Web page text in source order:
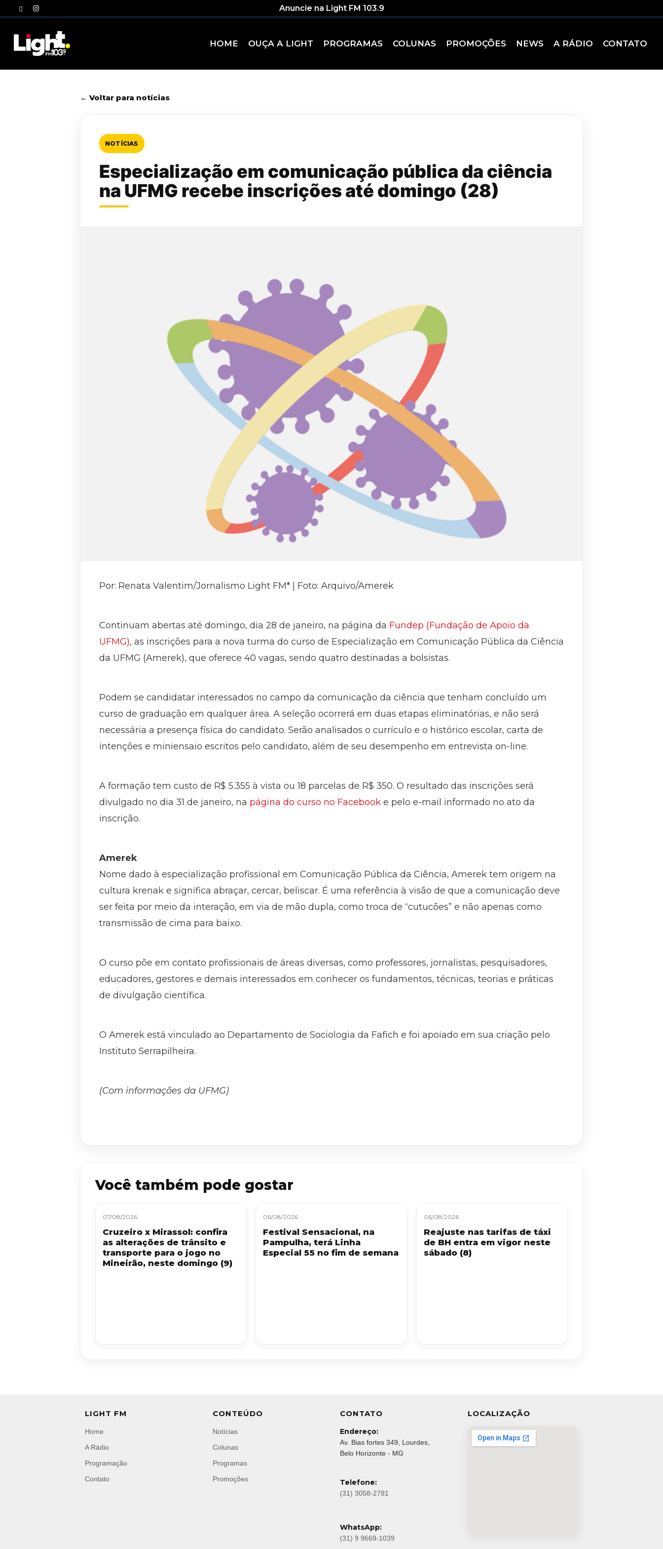
to
twitterinstagram Anuncie na Light FM 103.9
HOME OUÇA A LIGHT PROGRAMAS COLUNAS PROMOÇÕES NEWS A RÁDIO CONTATO
← Voltar para notícias
NOTÍCIAS
Especialização em comunicação pública da ciência
na UFMG recebe inscrições até domingo (28)
Por: Renata Valentim/Jornalismo Light FM* | Foto: Arquivo/Amerek
Continuam abertas até domingo, dia 28 de janeiro, na página da Fundep (Fundação de Apoio da
UFMG), as inscrições para a nova turma do curso de Especialização em Comunicação Pública da Ciência
da UFMG (Amerek), que oferece 40 vagas, sendo quatro destinadas a bolsistas.
Podem se candidatar interessados no campo da comunicação da ciência que tenham concluído um
curso de graduação em qualquer área. A seleção ocorrerá em duas etapas eliminatórias, e não será
necessária a presença física do candidato. Serão analisados o currículo e o histórico escolar, carta de
intenções e miniensaio escritos pelo candidato, além de seu desempenho em entrevista on-line.
A formação tem custo de R$ 5.355 à vista ou 18 parcelas de R$ 350. O resultado das inscrições será
divulgado no dia 31 de janeiro, na página do curso no Facebook e pelo e-mail informado no ato da
inscrição.
Amerek
Nome dado à especialização profissional em Comunicação Pública da Ciência, Amerek tem origem na
cultura krenak e significa abraçar, cercar, beliscar. É uma referência à visão de que a comunicação deve
ser feita por meio da interação, em via de mão dupla, como troca de “cutucões” e não apenas como
transmissão de cima para baixo.
O curso põe em contato profissionais de áreas diversas, como professores, jornalistas, pesquisadores,
educadores, gestores e demais interessados em conhecer os fundamentos, técnicas, teorias e práticas
de divulgação científica.
O Amerek está vinculado ao Departamento de Sociologia da Fafich e foi apoiado em sua criação pelo
Instituto Serrapilheira.
(Com informações da UFMG)
Você também pode gostar
07/08/2026
Cruzeiro x Mirassol: confira
as alterações de trânsito e
transporte para o jogo no
Mineirão, neste domingo (9)
06/08/2026
Festival Sensacional, na
Pampulha, terá Linha
Especial 55 no fim de semana
06/08/2026
Reajuste nas tarifas de táxi
de BH entra em vigor neste
sábado (8)
LIGHT FM
Home
A Rádio
Programação
Contato
CONTEÚDO
Notícias
Colunas
Programas
Promoções
CONTATO
Endereço:
Av. Bias fortes 349, Lourdes,
Belo Horizonte - MG
Telefone:
(31) 3058-2781
WhatsApp:
(31) 9 9669-1039
LOCALIZAÇÃO